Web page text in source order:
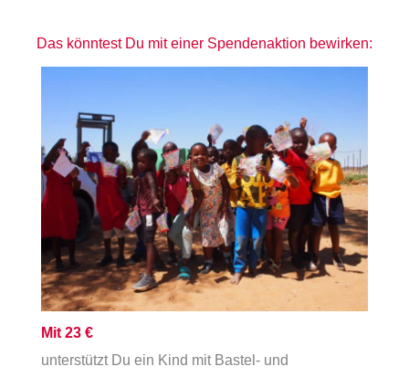
Das könntest Du mit einer Spendenaktion bewirken:
Mit 23 €
unterstützt Du ein Kind mit Bastel- und